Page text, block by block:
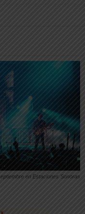
en Estaciones Sonoras